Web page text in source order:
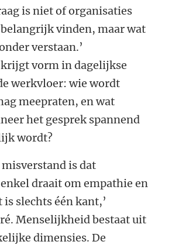
is niet of organisaties
vinden, maar wat
verstaan.’
vorm in dagelijkse
werkvloer: wie wordt
meepraten, en wat
het gesprek spannend
wordt?
is dat
draait om empathie en
is slechts één kant,’
Menselijkheid bestaat uit
dimensies. De